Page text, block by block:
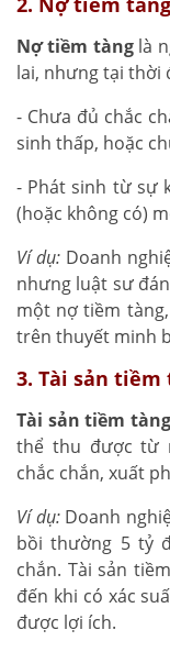
Nợ tiềm tànglà
lai, nhưng tại thời
- Chưa đủ chắc
sinh thấp, hoặc
- Phát sinh từ sự
(hoặc không có)
Ví dụ: Doanh
nhưng luật sư
một nợ tiềm
trên thuyết minh
3. Tài sản tiềm
Tài sản tiềm tàng
thể thu được từ
chắc chắn, xuất
Ví dụ:Doanh
bồi thường 5 tỷ
chắn. Tài sản
đến khi có xác
được lợi ích.